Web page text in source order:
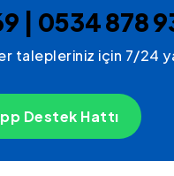
| 0534 878
talepleriniz için 7/24
Destek Hattı